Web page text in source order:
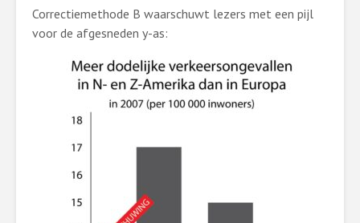
Correctiemethode B waarschuwt lezers met een pijl
voor de afgesneden y-as: